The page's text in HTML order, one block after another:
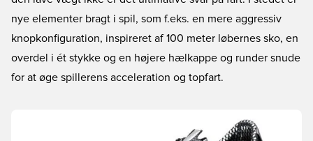
nye elementer bragt i spil, som f.eks. en mere aggressiv
knopkonfiguration, inspireret af 100 meter løbernes sko, en
overdel i ét stykke og en højere hælkappe og runder snude
for at øge spillerens acceleration og topfart.